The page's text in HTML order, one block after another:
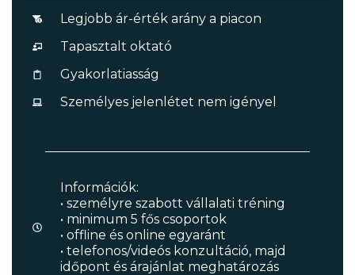
Legjobb ár-érték arány a piacon
Tapasztalt oktató
Gyakorlatiasság
Személyes jelenlétet nem igényel
Információk:
• személyre szabott vállalati tréning
• minimum 5 fős csoportok
• offline és online egyaránt
• telefonos/videós konzultáció, majd
időpont és árajánlat meghatározás